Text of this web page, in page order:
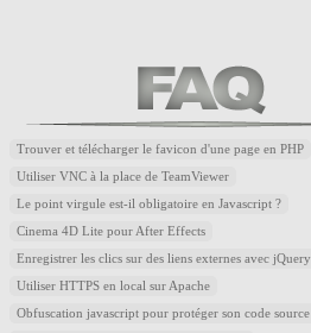
Trouver et télécharger le favicon d'une page en PHP
Utiliser VNC à la place de TeamViewer
Le point virgule est-il obligatoire en Javascript ?
Cinema 4D Lite pour After Effects
Enregistrer les clics sur des liens externes avec jQuery
Utiliser HTTPS en local sur Apache
Obfuscation javascript pour protéger son code source